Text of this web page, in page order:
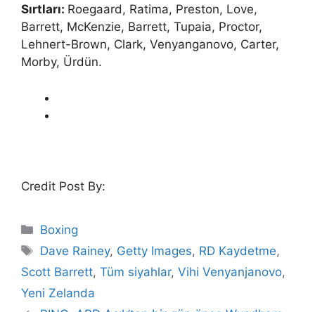
Sırtları: Roegaard, Ratima, Preston, Love,
Barrett, McKenzie, Barrett, Tupaia, Proctor,
Lehnert-Brown, Clark, Venyanganovo, Carter,
Morby, Ürdün.
Credit Post By:
Categories
Boxing
Tags
Dave Rainey, Getty Images, RD Kaydetme,
Scott Barrett, Tüm siyahlar, Vihi Venyanjanovo,
Yeni Zelanda